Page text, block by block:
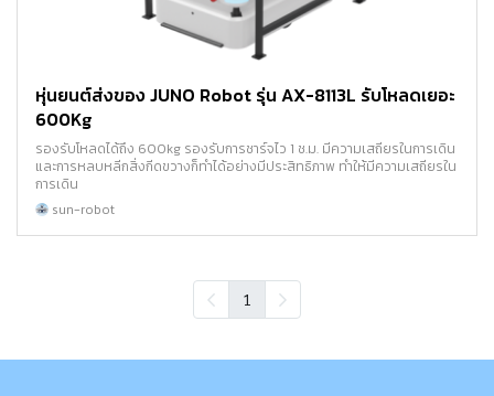
หุ่นยนต์ส่งของ JUNO Robot รุ่น AX-8113L รับโหลดเยอะ
600Kg
รองรับโหลดได้ถึง 600kg รองรับการชาร์จไว 1 ช.ม. มีความเสถียรในการเดิน
และการหลบหลีกสิ่งกีดขวางก็ทำได้อย่างมีประสิทธิภาพ ทำให้มีความเสถียรใน
การเดิน
sun-robot
1